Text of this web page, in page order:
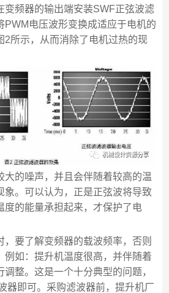
变频器的输出端安装SWF正弦波滤
PWM电压波形变换成适应于电机的
2所示，从而消除了电机过热的现
大的噪声，并且会伴随着较高的温
象。可以认为，正是正弦波将导致
度的能量承担起来，才保护了电
，要了解变频器的载波频率，否则
例如：提升机温度很高，并伴随着
整。这是一个十分典型的问题，
器即可。采购滤波器前，提升机厂